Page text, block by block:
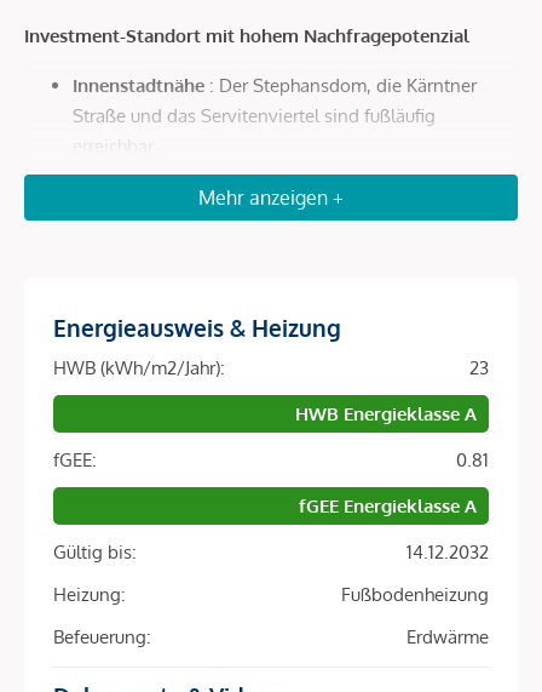
Investment-Standort mit hohem Nachfragepotenzial
Innenstadtnähe : Der Stephansdom, die Kärntner
Straße und das Servitenviertel sind fußläufig
erreichbar.
Optimale Anbindung: In wenigen Minuten zur U4
Roßauer Lände, zum Hauptbahnhof und in nur 20
Botschaften und Wiener Top-Arbeitgebern ist die
Vermietbarkeit in dieser Lage hervorragend.
ökologisch zukunftsweisende Bauweise und eine
DGNB-Gold-Zertifizierung sichern langfristige
Architektur & Nachhaltigkeit – Zukunftssicherheit fürs
Investment
Das LeopoldQuartier ist Europas erstes Stadtquartier in
Holz-Hybrid-Bauweise und setzt Maßstäbe für ökologisches
Mehr anzeigen +
Energieausweis & Heizung
HWB (kWh/m2/Jahr):
23
HWB Energieklasse A
fGEE:
0.81
fGEE Energieklasse A
Gültig bis:
14.12.2032
Heizung:
Fußbodenheizung
Befeuerung:
Erdwärme